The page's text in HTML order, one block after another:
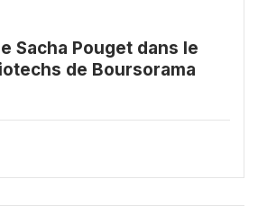
Sacha Pouget dans le
de Boursorama